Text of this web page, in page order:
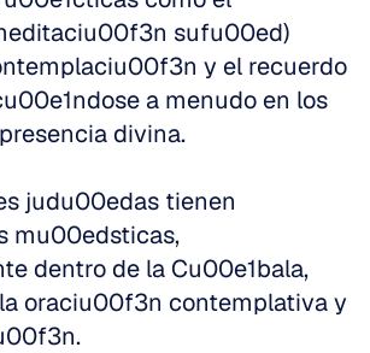
sufu00ed)
y el recuerdo
a menudo en los
divina.
judu00edas tienen
mu00edsticas,
dentro de la Cu00e1bala,
oraciu00f3n contemplativa y